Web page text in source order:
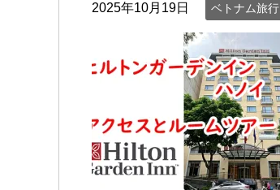
2025年10月19日 ベトナム旅行